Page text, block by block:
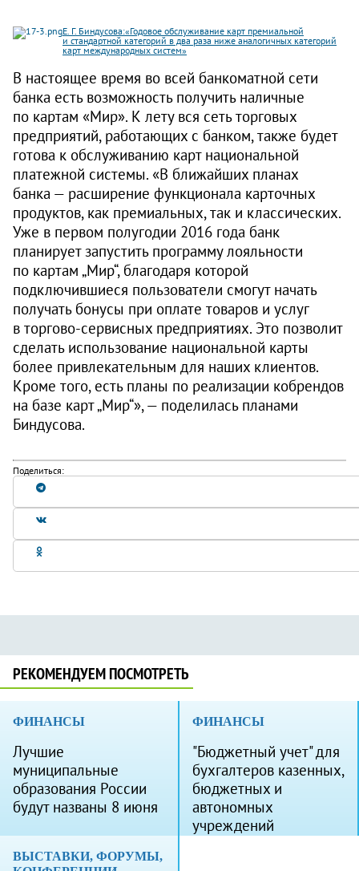
Е. Г. Биндусова:«Годовое обслуживание карт премиальной
и стандартной категорий в два раза ниже аналогичных категорий
карт международных систем»
В настоящее время во всей банкоматной сети
банка есть возможность получить наличные
по картам «Мир». К лету вся сеть торговых
предприятий, работающих с банком, также будет
готова к обслуживанию карт национальной
платежной системы. «В ближайших планах
банка — расширение функционала карточных
продуктов, как премиальных, так и классических.
Уже в первом полугодии 2016 года банк
планирует запустить программу лояльности
по картам „Мир“, благодаря которой
подключившиеся пользователи смогут начать
получать бонусы при оплате товаров и услуг
в торгово-сервисных предприятиях. Это позволит
сделать использование национальной карты
более привлекательным для наших клиентов.
Кроме того, есть планы по реализации кобрендов
на базе карт „Мир“», — поделилась планами
Биндусова.
Поделиться:
РЕКОМЕНДУЕМ ПОСМОТРЕТЬ
ФИНАНСЫ
Лучшие
муниципальные
образования России
будут названы 8 июня
ФИНАНСЫ
"Бюджетный учет" для
бухгалтеров казенных,
бюджетных и
автономных
учреждений
ВЫСТАВКИ, ФОРУМЫ,